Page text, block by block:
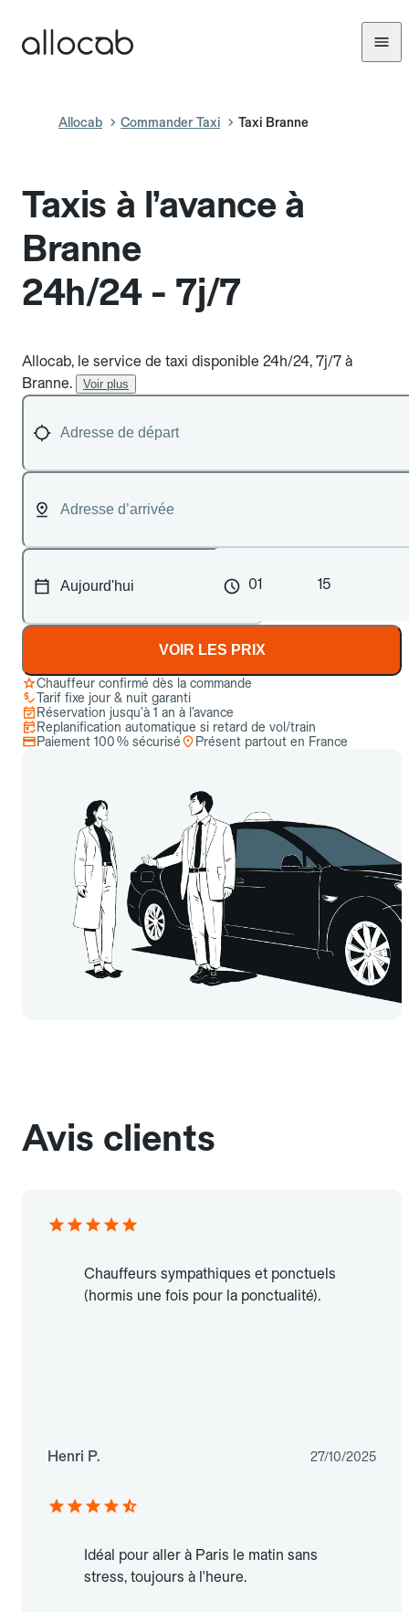
Allocab Commander Taxi Taxi Branne
Taxis à l’avance à
Branne
24h/24 - 7j/7
Allocab, le service de taxi disponible 24h/24, 7j/7 à
Branne.
Voir plus
01 15
VOIR LES PRIX
Chauffeur confirmé dès la commande
Tarif fixe jour & nuit garanti
Réservation jusqu’à 1 an à l’avance
Replanification automatique si retard de vol/train
Paiement 100 % sécurisé
Présent partout en France
Avis clients
Chauffeurs sympathiques et ponctuels
(hormis une fois pour la ponctualité).
Henri P. 27/10/2025
Idéal pour aller à Paris le matin sans
stress, toujours à l'heure.